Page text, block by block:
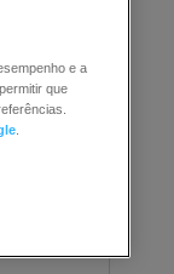
e a
que